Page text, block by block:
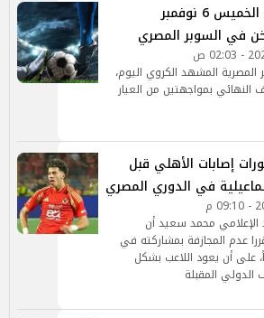
مواعيد مباريات اليوم الخميس 6 نوفمبر
المشهد الكروي اليوم،
بمواجهتين من العيار
إصابات الأهلي قبل
في الدوري المصري
الإعلامي محمد سعيد أن
عدم المجازفة بمشاركته في
على أن يعود اللاعب بشكل
المقبلة